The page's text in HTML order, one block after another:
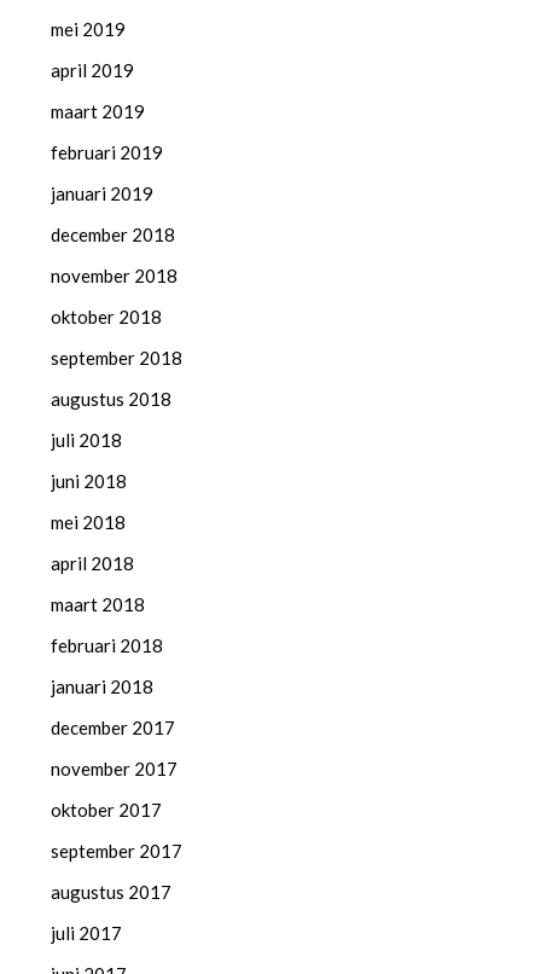
mei 2019
april 2019
maart 2019
februari 2019
januari 2019
december 2018
november 2018
oktober 2018
september 2018
augustus 2018
juli 2018
juni 2018
mei 2018
april 2018
maart 2018
februari 2018
januari 2018
december 2017
november 2017
oktober 2017
september 2017
augustus 2017
juli 2017